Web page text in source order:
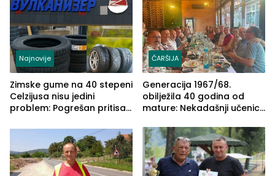
Najnovije
Zimske gume na 40 stepeni
Celzijusa nisu jedini
problem: Pogrešan pritisak
ČARŠIJA
Generacija 1967/68.
obilježila 40 godina od
mature: Nekadašnji učenici
(FOTO)